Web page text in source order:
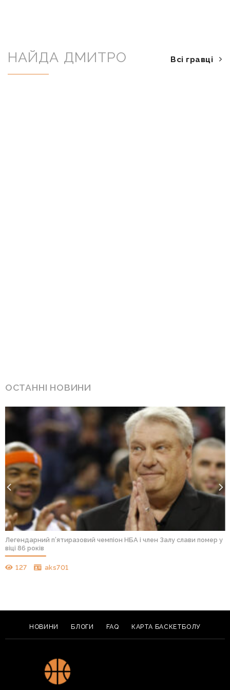
НАЙДА ДМИТРО Всі гравці
ОСТАННІ НОВИНИ
Легендарний п’ятиразовий чемпіон НБА і член Залу слави помер у
віці 86 років
127 aks701
НОВИНИ БЛОГИ FAQ КАРТА БАСКЕТБОЛУ